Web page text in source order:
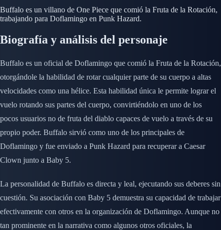
Buffalo es un villano de One Piece que comió la Fruta de la Rotación,
trabajando para Doflamingo en Punk Hazard.
Biografía y análisis del personaje
Buffalo es un oficial de Doflamingo que comió la Fruta de la Rotación,
otorgándole la habilidad de rotar cualquier parte de su cuerpo a altas
velocidades como una hélice. Esta habilidad única le permite lograr el
vuelo rotando sus partes del cuerpo, convirtiéndolo en uno de los
pocos usuarios no de fruta del diablo capaces de vuelo a través de su
propio poder. Buffalo sirvió como uno de los principales de
Doflamingo y fue enviado a Punk Hazard para recuperar a Caesar
Clown junto a Baby 5.
La personalidad de Buffalo es directa y leal, ejecutando sus deberes sin
cuestión. Su asociación con Baby 5 demuestra su capacidad de trabajar
efectivamente con otros en la organización de Doflamingo. Aunque no
tan prominente en la narrativa como algunos otros oficiales, la